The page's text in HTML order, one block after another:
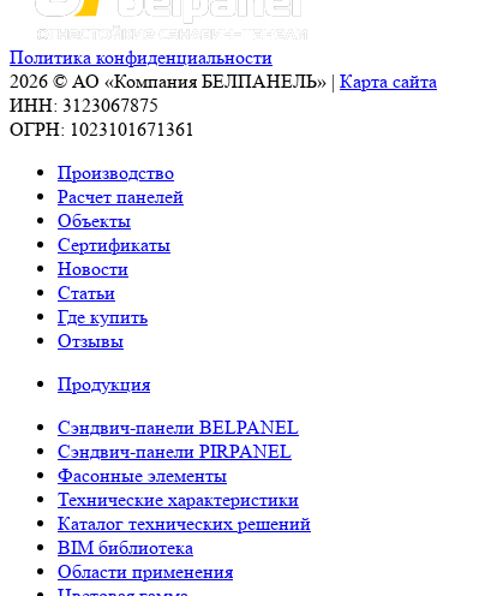
Политика конфиденциальности
2026 © АО «Компания БЕЛПАНЕЛЬ» | Карта сайта
ИНН: 3123067875
ОГРН: 1023101671361
Производство
Расчет панелей
Объекты
Сертификаты
Новости
Статьи
Где купить
Отзывы
Продукция
Сэндвич-панели BELPANEL
Сэндвич-панели PIRPANEL
Фасонные элементы
Технические характеристики
Каталог технических решений
BIM библиотека
Области применения